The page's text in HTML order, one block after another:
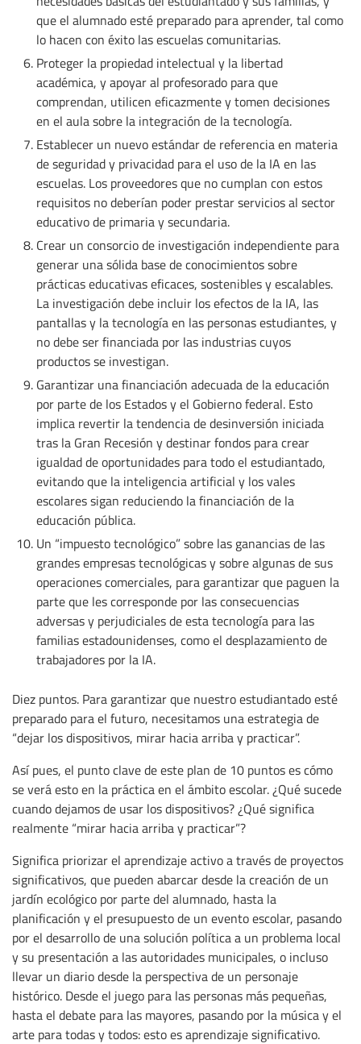
que el alumnado esté preparado para aprender, tal como
lo hacen con éxito las escuelas comunitarias.
Proteger la propiedad intelectual y la libertad
académica, y apoyar al profesorado para que
comprendan, utilicen eficazmente y tomen decisiones
en el aula sobre la integración de la tecnología.
Establecer un nuevo estándar de referencia en materia
de seguridad y privacidad para el uso de la IA en las
escuelas. Los proveedores que no cumplan con estos
requisitos no deberían poder prestar servicios al sector
educativo de primaria y secundaria.
Crear un consorcio de investigación independiente para
generar una sólida base de conocimientos sobre
prácticas educativas eficaces, sostenibles y escalables.
La investigación debe incluir los efectos de la IA, las
pantallas y la tecnología en las personas estudiantes, y
no debe ser financiada por las industrias cuyos
productos se investigan.
Garantizar una financiación adecuada de la educación
por parte de los Estados y el Gobierno federal. Esto
implica revertir la tendencia de desinversión iniciada
tras la Gran Recesión y destinar fondos para crear
igualdad de oportunidades para todo el estudiantado,
evitando que la inteligencia artificial y los vales
escolares sigan reduciendo la financiación de la
educación pública.
Un “impuesto tecnológico” sobre las ganancias de las
grandes empresas tecnológicas y sobre algunas de sus
operaciones comerciales, para garantizar que paguen la
parte que les corresponde por las consecuencias
adversas y perjudiciales de esta tecnología para las
familias estadounidenses, como el desplazamiento de
trabajadores por la IA.
Diez puntos. Para garantizar que nuestro estudiantado esté
preparado para el futuro, necesitamos una estrategia de
“dejar los dispositivos, mirar hacia arriba y practicar”.
Así pues, el punto clave de este plan de 10 puntos es cómo
se verá esto en la práctica en el ámbito escolar. ¿Qué sucede
cuando dejamos de usar los dispositivos? ¿Qué significa
realmente “mirar hacia arriba y practicar”?
Significa priorizar el aprendizaje activo a través de proyectos
significativos, que pueden abarcar desde la creación de un
jardín ecológico por parte del alumnado, hasta la
planificación y el presupuesto de un evento escolar, pasando
por el desarrollo de una solución política a un problema local
y su presentación a las autoridades municipales, o incluso
llevar un diario desde la perspectiva de un personaje
histórico. Desde el juego para las personas más pequeñas,
hasta el debate para las mayores, pasando por la música y el
arte para todas y todos: esto es aprendizaje significativo.